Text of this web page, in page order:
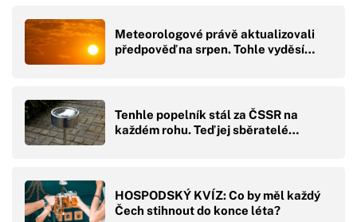
Meteorologové právě aktualizovali
předpověď na srpen. Tohle vyděsí…
Tenhle popelník stál za ČSSR na
každém rohu. Teď jej sběratelé…
HOSPODSKÝ KVÍZ: Co by měl každý
Čech stihnout do konce léta?